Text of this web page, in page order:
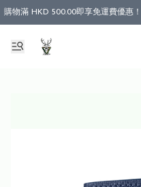
購物滿 HKD 500.00即享免運費優惠